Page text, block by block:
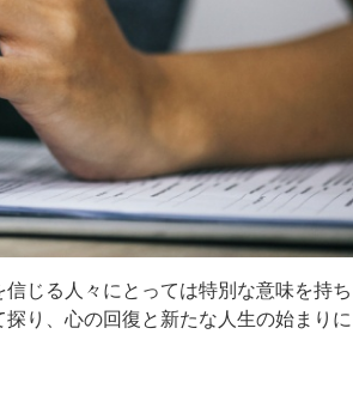
じる人々にとっては特別な意味を持ち
り、心の回復と新たな人生の始まりに